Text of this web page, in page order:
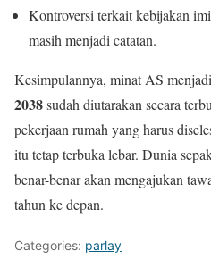
Kontroversi terkait kebijakan
masih menjadi catatan.
Kesimpulannya, minat AS menjadi
2038sudah diutarakan secara
pekerjaan rumah yang harus
itu tetap terbuka lebar. Dunia
benar-benar akan mengajukan
tahun ke depan.
Categories: parlay